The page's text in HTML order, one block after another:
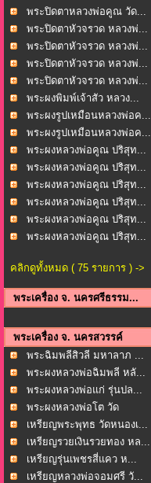
พุ...
พระปิดตาหลวงพ่อคูณ วัด...
พระปิดตาหัวจรวด หลวงพ่...
พระปิดตาหัวจรวด หลวงพ่...
พระปิดตาหัวจรวด หลวงพ่...
พระปิดตาหัวจรวด หลวงพ่...
พระผงพิมพ์เจ้าสัว หลวง...
พระผงรูปเหมือนหลวงพ่อค...
พระผงรูปเหมือนหลวงพ่อค...
พระผงหลวงพ่อคูณ ปริสุท...
พระผงหลวงพ่อคูณ ปริสุท...
พระผงหลวงพ่อคูณ ปริสุท...
พระผงหลวงพ่อคูณ ปริสุท...
พระผงหลวงพ่อคูณ ปริสุท...
พระผงหลวงพ่อคูณ ปริสุท...
คลิกดูทั้งหมด ( 75 รายการ ) ->
พระเครื่อง จ. นครศรีธรรม...
พระเครื่อง จ. นครสวรรค์
พระฉิมพลีสิวลี มหาลาภ ...
พระผงหลวงพ่อฉิมพลี หลั...
พระผงหลวงพ่อแก่ รุ่นปล...
พระผงหลวงพ่อโต วัด
มงคล...เหรียญพระพุทธ วัดหนองเ...
เหรียญรวยเงินรวยทอง หล...
เหรียญรุ่นเพชรสี่แคว ห...
เหรียญหลวงพ่อจอมศรี วั...